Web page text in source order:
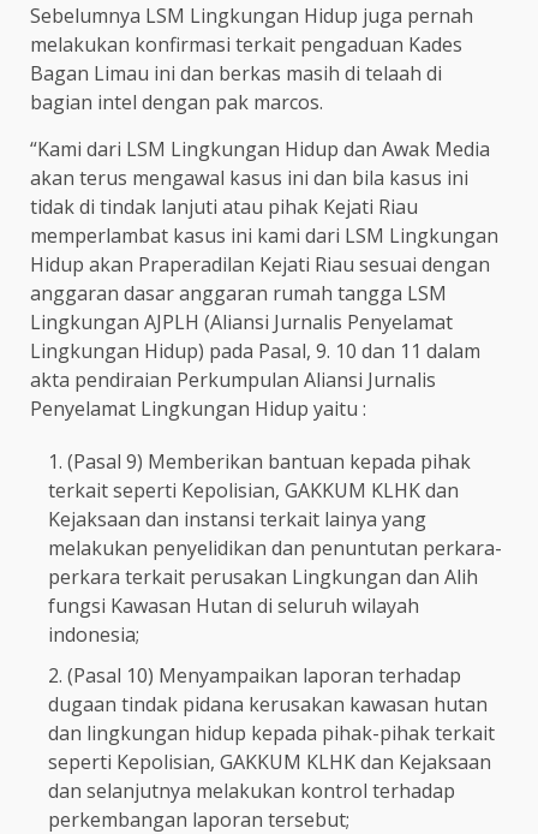
Sebelumnya LSM Lingkungan Hidup juga pernah
melakukan konfirmasi terkait pengaduan Kades
Bagan Limau ini dan berkas masih di telaah di
bagian intel dengan pak marcos.
“Kami dari LSM Lingkungan Hidup dan Awak Media
akan terus mengawal kasus ini dan bila kasus ini
tidak di tindak lanjuti atau pihak Kejati Riau
memperlambat kasus ini kami dari LSM Lingkungan
Hidup akan Praperadilan Kejati Riau sesuai dengan
anggaran dasar anggaran rumah tangga LSM
Lingkungan AJPLH (Aliansi Jurnalis Penyelamat
Lingkungan Hidup) pada Pasal, 9. 10 dan 11 dalam
akta pendiraian Perkumpulan Aliansi Jurnalis
Penyelamat Lingkungan Hidup yaitu :
(Pasal 9) Memberikan bantuan kepada pihak
terkait seperti Kepolisian, GAKKUM KLHK dan
Kejaksaan dan instansi terkait lainya yang
melakukan penyelidikan dan penuntutan perkara-
perkara terkait perusakan Lingkungan dan Alih
fungsi Kawasan Hutan di seluruh wilayah
indonesia;
(Pasal 10) Menyampaikan laporan terhadap
dugaan tindak pidana kerusakan kawasan hutan
dan lingkungan hidup kepada pihak-pihak terkait
seperti Kepolisian, GAKKUM KLHK dan Kejaksaan
dan selanjutnya melakukan kontrol terhadap
perkembangan laporan tersebut;